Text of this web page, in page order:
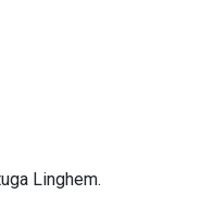
Linghem.